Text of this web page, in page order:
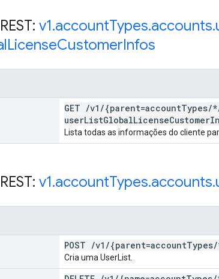
v1.accountTypes.accounts.
LicenseCustomerInfos
GET /v1 /{parent=accountTypes/*
userListGlobalLicenseCustomer
Lista todas as informações do cliente
v1.accountTypes.accounts.
POST /v1 /{parent=accountTypes/
Cria uma UserList.